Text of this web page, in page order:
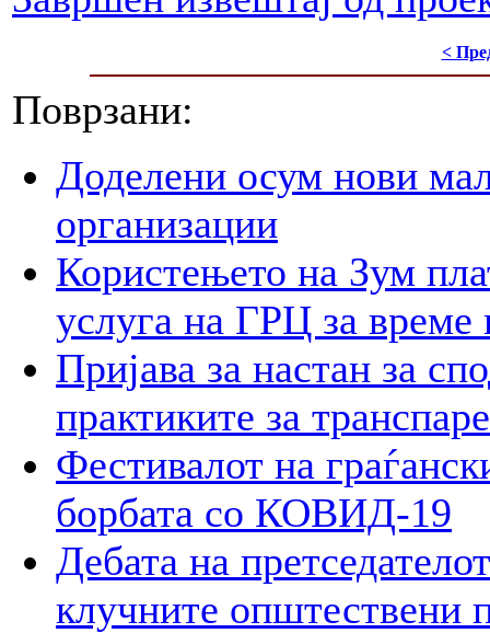
<
Поврзани:
Доделени осум нови
организации
Користењето на Зум
услуга на ГРЦ за време
Пријава за настан за
практиките за
Фестивалот на
борбата со КОВИД-19
Дебата на
клучните општествени